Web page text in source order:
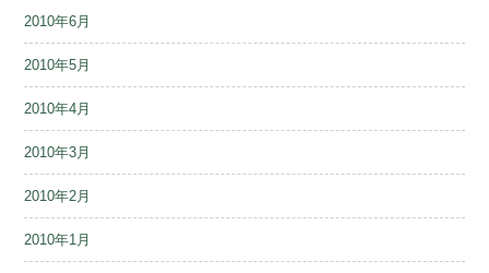
2010年6月
2010年5月
2010年4月
2010年3月
2010年2月
2010年1月